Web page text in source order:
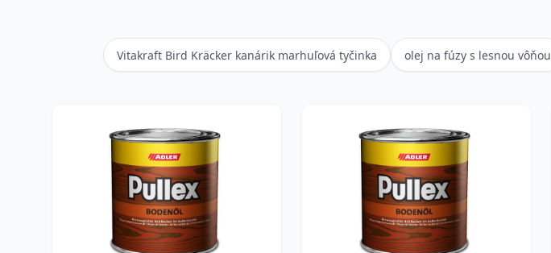
Vitakraft Bird Kräcker kanárik marhuľová tyčinka olej na fúzy s lesnou vôňou